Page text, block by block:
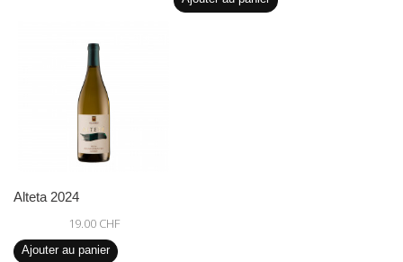
Alteta 2024
19.00 CHF
Ajouter au panier